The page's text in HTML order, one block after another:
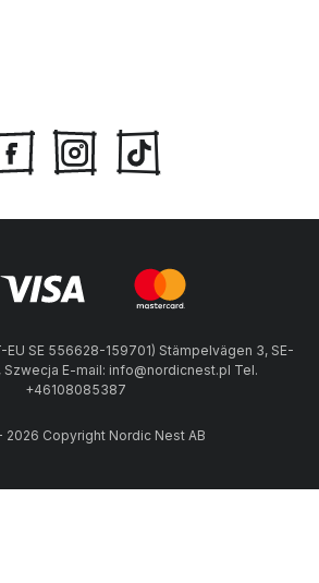
EU SE 556628-159701) Stämpelvägen 3, SE-
Szwecja E-mail: info@nordicnest.pl Tel.
+46108085387
2026 Copyright Nordic Nest AB